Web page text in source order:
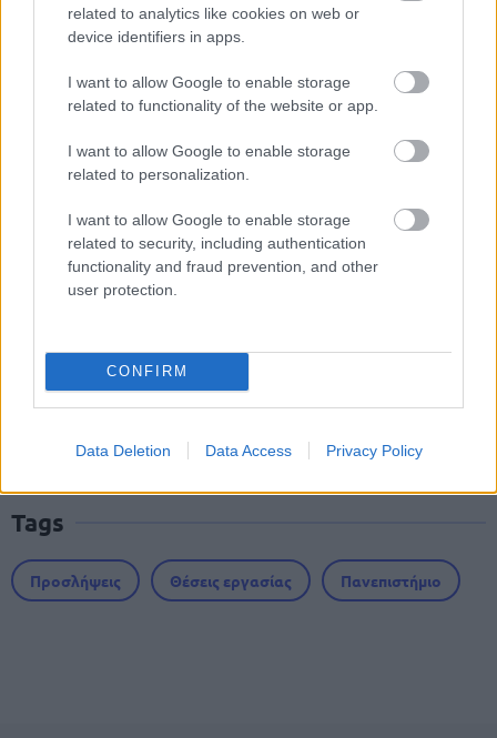
related to analytics like cookies on web or
device identifiers in apps.
I want to allow Google to enable storage
related to functionality of the website or app.
I want to allow Google to enable storage
related to personalization.
I want to allow Google to enable storage
related to security, including authentication
functionality and fraud prevention, and other
user protection.
CONFIRM
Data Deletion Data Access Privacy Policy
Τουρισμός για Όλους 2026: Voucher
έως 600 ευρώ - Ποια ΑΦΜ παίρνουν
ΟΠΕΚΑ: Μηνιαίο επίδομα έως 210
ευρώ - Πώς θα τα πάρετε
ΔΥΠΑ: Ειδικό βοήθημα ανεργίας 565
ευρώ – Ποια δικαιολογητικά
απαιτούνται
Tags
Προσλήψεις Θέσεις εργασίας Πανεπιστήμιο